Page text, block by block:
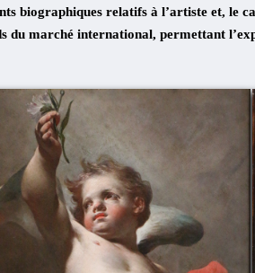
biographiques relatifs à l’artiste et, le
du marché international, permettant